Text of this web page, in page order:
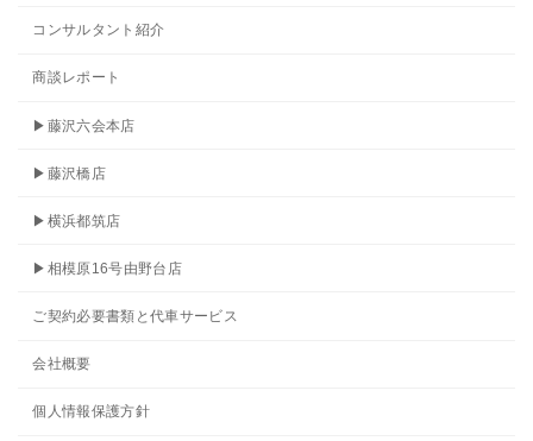
コンサルタント紹介
商談レポート
▶藤沢六会本店
▶藤沢橋店
▶横浜都筑店
▶相模原16号由野台店
ご契約必要書類と代車サービス
会社概要
個人情報保護方針